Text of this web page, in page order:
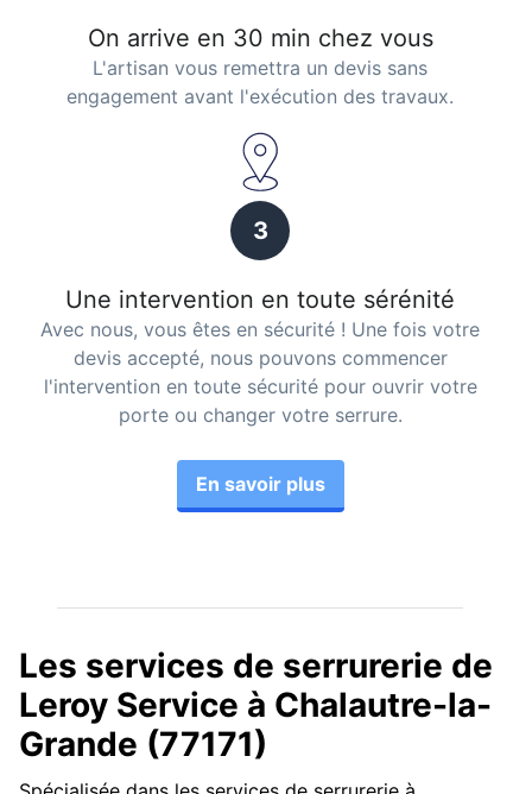
On arrive en 30 min chez vous
L'artisan vous remettra un devis sans
engagement avant l'exécution des travaux.
3
Une intervention en toute sérénité
Avec nous, vous êtes en sécurité ! Une fois votre
devis accepté, nous pouvons commencer
l'intervention en toute sécurité pour ouvrir votre
porte ou changer votre serrure.
En savoir plus
Les services de serrurerie de
Leroy Service à Chalautre-la-
Grande (77171)